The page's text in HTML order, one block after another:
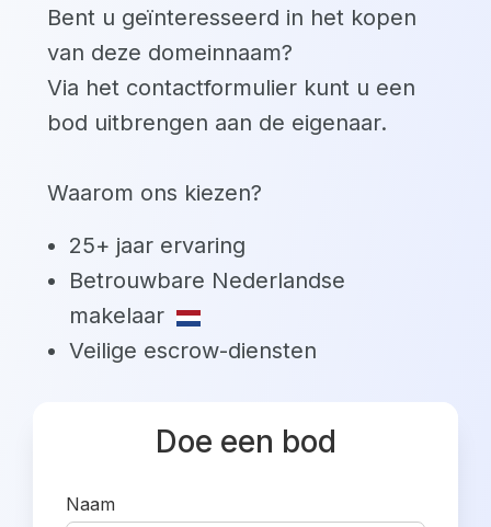
Bent u geïnteresseerd in het kopen
van deze domeinnaam?
Via het contactformulier kunt u een
bod uitbrengen aan de eigenaar.
Waarom ons kiezen?
25+ jaar ervaring
Betrouwbare Nederlandse
makelaar
Veilige escrow-diensten
Doe een bod
Naam